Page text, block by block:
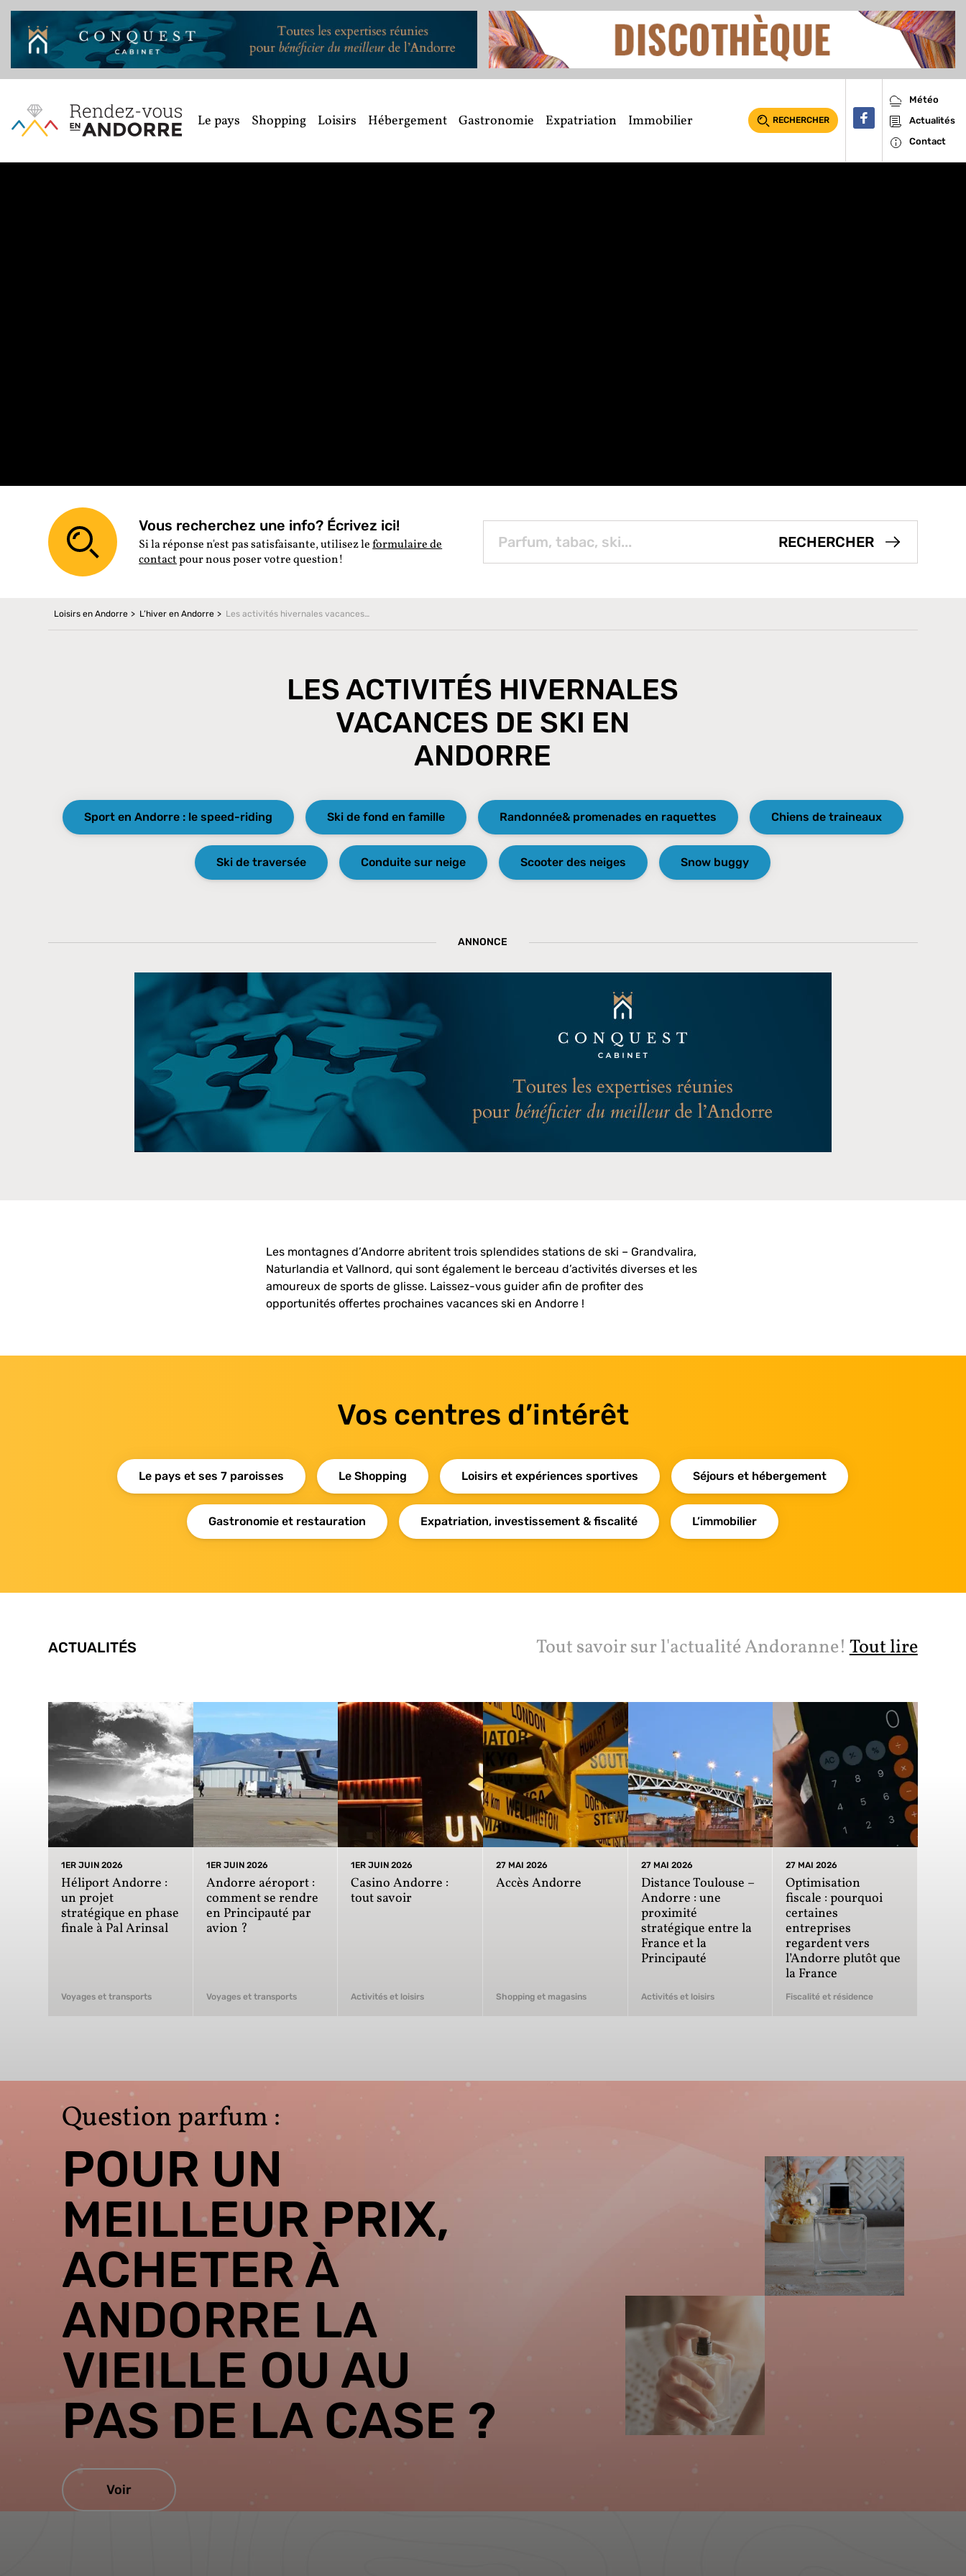
Le pays Shopping Loisirs Hébergement Gastronomie Expatriation Immobilier RECHERCHER
Météo
Actualités
Contact
Vous recherchez une info? Écrivez ici!
Si la réponse n'est pas satisfaisante, utilisez leformulaire de
contactpour nous poser votre question!
Loisirs en Andorre L’hiver en Andorre Les activités hivernales vacances de ski en Andorre
LES ACTIVITÉS HIVERNALES
VACANCES DE SKI EN
ANDORRE
Sport en Andorre : le speed-riding Ski de fond en famille Randonnée& promenades en raquettes Chiens de traineaux
Ski de traversée Conduite sur neige Scooter des neiges Snow buggy
ANNONCE
Les montagnes d’Andorre abritent trois splendides stations de ski – Grandvalira,
Naturlandia et Vallnord, qui sont également le berceau d’activités diverses et les
amoureux de sports de glisse. Laissez-vous guider afin de profiter des
opportunités offertes prochaines vacances ski en Andorre !
Vos centres d’intérêt
Le pays et ses 7 paroisses Le Shopping Loisirs et expériences sportives Séjours et hébergement
Gastronomie et restauration Expatriation, investissement & fiscalité L’immobilier
ACTUALITÉS Tout savoir sur l'actualité Andoranne!Tout lire
1ER JUIN 2026
Héliport Andorre :
un projet
stratégique en phase
finale à Pal Arinsal
Voyages et transports
1ER JUIN 2026
Andorre aéroport :
comment se rendre
en Principauté par
avion ?
Voyages et transports
1ER JUIN 2026
Casino Andorre :
tout savoir
Activités et loisirs
27 MAI 2026
Accès Andorre
Shopping et magasins
27 MAI 2026
Distance Toulouse –
Andorre : une
proximité
stratégique entre la
France et la
Principauté
Activités et loisirs
27 MAI 2026
Optimisation
fiscale : pourquoi
certaines
entreprises
regardent vers
l’Andorre plutôt que
la France
Fiscalité et résidence
Question parfum :
POUR UN
MEILLEUR PRIX,
ACHETER À
ANDORRE LA
VIEILLE OU AU
PAS DE LA CASE ?
Voir